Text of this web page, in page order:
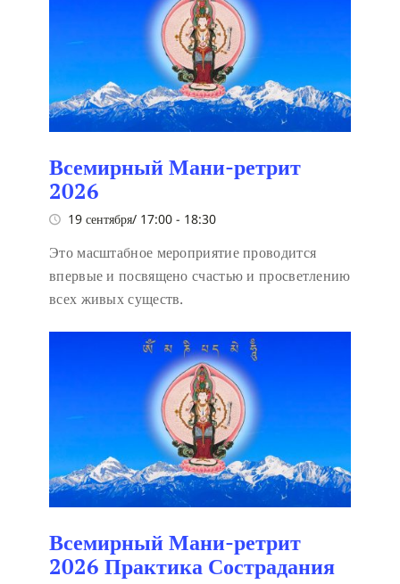
Всемирный Мани-ретрит
2026
19 сентября/ 17:00 - 18:30
Это масштабное мероприятие проводится
впервые и посвящено счастью и просветлению
всех живых существ.
Всемирный Мани-ретрит
2026 Практика Сострадания